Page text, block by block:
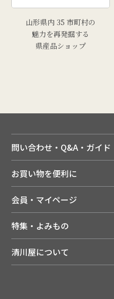
山形県内 35 市町村の
魅力を再発掘する
県産品ショップ
問い合わせ・Q&A・ガイド
ご利用ガイド
領収書について
送料について
配達日について
返品について
お買い物を便利に
季節のカタログを無料でお
店舗・ECポイント共通アプ
LINEお友だち登録
会員・マイページ
会員特典について
注文履歴
特集・よみもの
メディア掲載商品
清川屋について